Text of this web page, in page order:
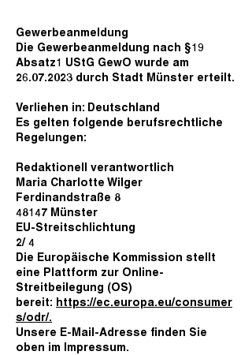
Gewerbeanmeldung
Die Gewerbeanmeldung nach §19
Absatz1 UStG GewO wurde am
26.07.2023 durch Stadt Münster erteilt.
Verliehen in: Deutschland
Es gelten folgende berufsrechtliche
Regelungen:
Redaktionell verantwortlich
Maria Charlotte Wilger
Ferdinandstraße 8
48147 Münster
EU-Streitschlichtung
2/ 4
Die Europäische Kommission stellt
eine Plattform zur Online-
Streitbeilegung (OS)
bereit:
https://ec.europa.eu/consumer
s/odr/.
Unsere E-Mail-Adresse finden Sie
oben im Impressum.